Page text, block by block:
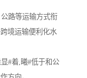
路等运输方式衔
境运输便利化水
#着,曦#低于和公